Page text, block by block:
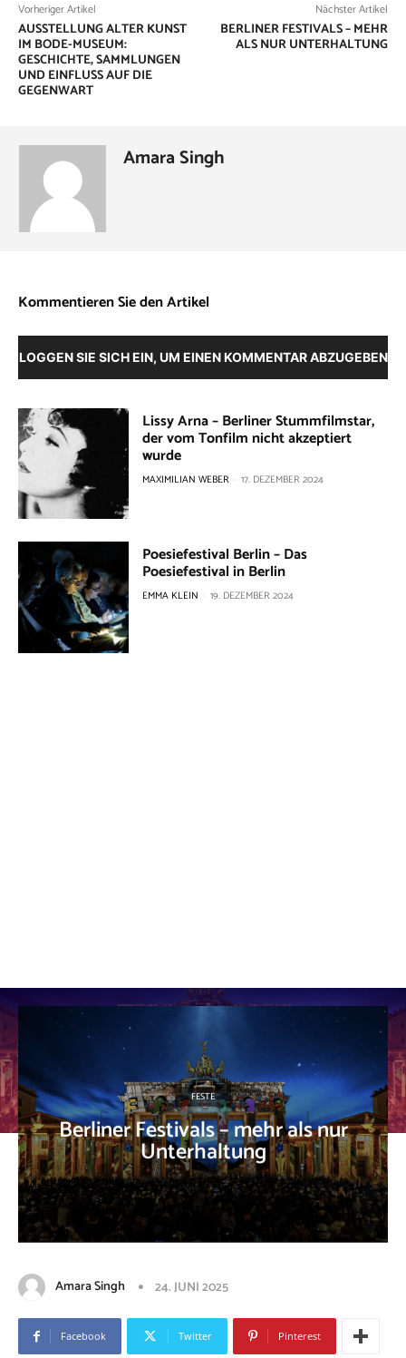
Vorheriger Artikel
AUSSTELLUNG ALTER KUNST
IM BODE-MUSEUM:
GESCHICHTE, SAMMLUNGEN
UND EINFLUSS AUF DIE
GEGENWART
Nächster Artikel
BERLINER FESTIVALS – MEHR
ALS NUR UNTERHALTUNG
Amara Singh
Kommentieren Sie den Artikel
LOGGEN SIE SICH EIN, UM EINEN KOMMENTAR ABZUGEBEN
Lissy Arna – Berliner Stummfilmstar,
der vom Tonfilm nicht akzeptiert
wurde
MAXIMILIAN WEBER 17. DEZEMBER 2024
Poesiefestival Berlin – Das
Poesiefestival in Berlin
EMMA KLEIN 19. DEZEMBER 2024